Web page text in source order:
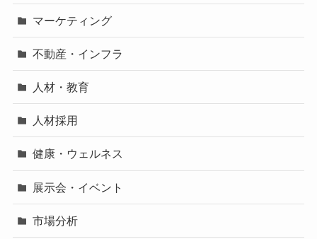
マーケティング
不動産・インフラ
人材・教育
人材採用
健康・ウェルネス
展示会・イベント
市場分析